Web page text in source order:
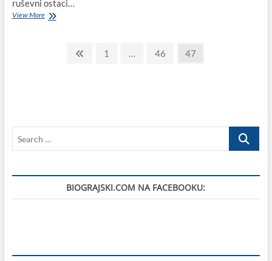
ruševni ostaci…
View MoreVIDEO:
Biogradska
video
godine
Paginacija Previous
Page
1 … Page
46 Page
47
Search
BIOGRAJSKI.COM NA FACEBOOKU: